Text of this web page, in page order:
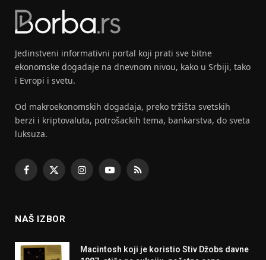
Jedinstveni informativni portal koji prati sve bitne
ekonomske dogadaje na dnevnom nivou, kako u Srbiji, tako
i Evropi i svetu.
Od makroekonomskih dogadaja, preko tržišta svetskih
berzi i kriptovaluta, potrošackih tema, bankarstva, do sveta
luksuza.
Facebook
X
InstagramYouTubeRSS
NAŠ IZBOR
Macintosh koji je koristio Stiv Džobs davne